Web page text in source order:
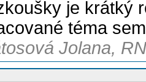
je krátký
téma
Jolana,